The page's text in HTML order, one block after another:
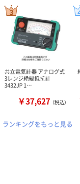
共立電気計器 アナログ式
3レンジ絶縁抵抗計
3432JP 1…
￥37,627 （税込）
ランキングをもっと見る